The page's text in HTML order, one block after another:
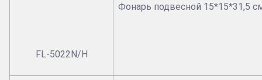
FL-5022N/H
Фонарь подвесной 15*15*31,5